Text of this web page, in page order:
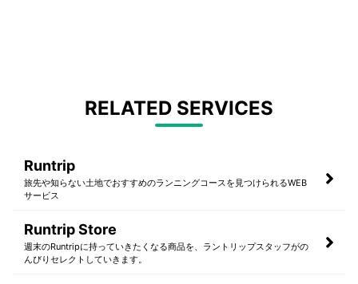
RELATED SERVICES
Runtrip
旅先や知らない土地でおすすめのランニングコースを見つけられるWEB
サービス
Runtrip Store
週末のRuntripに持っていきたくなる商品を、ラントリップスタッフがの
んびりセレクトしていきます。